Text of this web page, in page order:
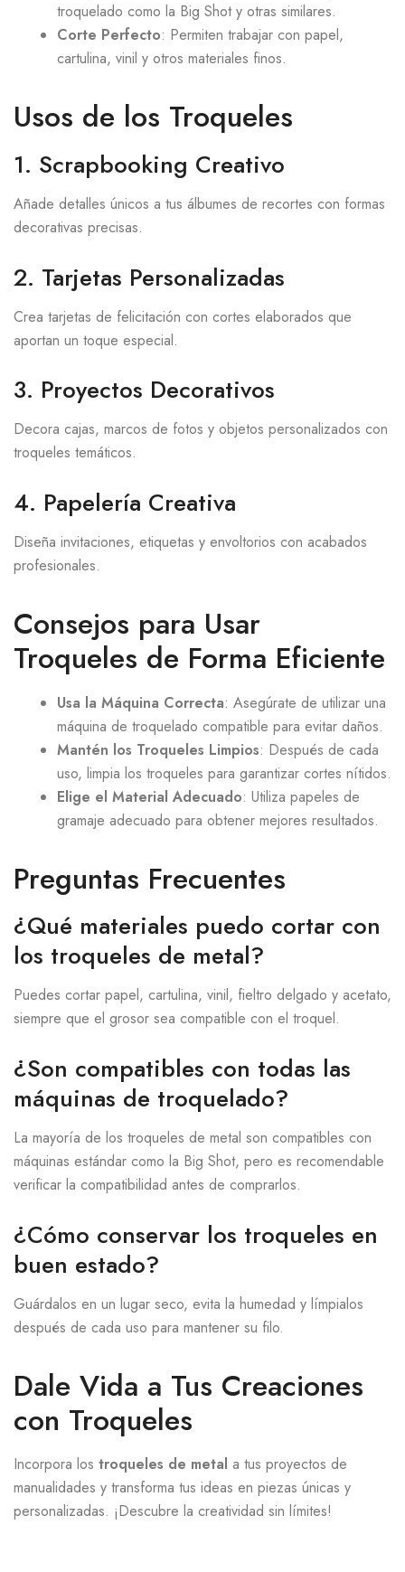
troquelado como la Big Shot y otras similares.
Corte Perfecto: Permiten trabajar con papel,
cartulina, vinil y otros materiales finos.
Usos de los Troqueles
1. Scrapbooking Creativo
Añade detalles únicos a tus álbumes de recortes con formas
decorativas precisas.
2. Tarjetas Personalizadas
Crea tarjetas de felicitación con cortes elaborados que
aportan un toque especial.
3. Proyectos Decorativos
Decora cajas, marcos de fotos y objetos personalizados con
troqueles temáticos.
4. Papelería Creativa
Diseña invitaciones, etiquetas y envoltorios con acabados
profesionales.
Consejos para Usar
Troqueles de Forma Eficiente
Usa la Máquina Correcta: Asegúrate de utilizar una
máquina de troquelado compatible para evitar daños.
Mantén los Troqueles Limpios: Después de cada
uso, limpia los troqueles para garantizar cortes nítidos.
Elige el Material Adecuado: Utiliza papeles de
gramaje adecuado para obtener mejores resultados.
Preguntas Frecuentes
¿Qué materiales puedo cortar con
los troqueles de metal?
Puedes cortar papel, cartulina, vinil, fieltro delgado y acetato,
siempre que el grosor sea compatible con el troquel.
¿Son compatibles con todas las
máquinas de troquelado?
La mayoría de los troqueles de metal son compatibles con
máquinas estándar como la Big Shot, pero es recomendable
verificar la compatibilidad antes de comprarlos.
¿Cómo conservar los troqueles en
buen estado?
Guárdalos en un lugar seco, evita la humedad y límpialos
después de cada uso para mantener su filo.
Dale Vida a Tus Creaciones
con Troqueles
Incorpora los troqueles de metal a tus proyectos de
manualidades y transforma tus ideas en piezas únicas y
personalizadas. ¡Descubre la creatividad sin límites!